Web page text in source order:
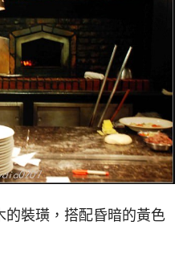
的裝璜，搭配昏暗的黃色